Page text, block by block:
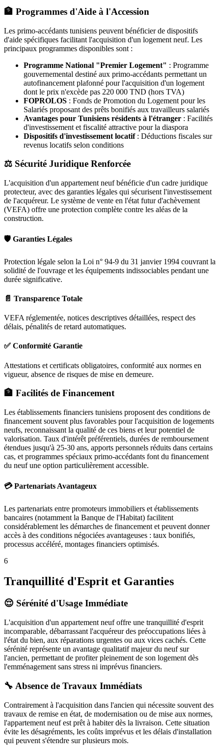
🏦 Programmes d'Aide à l'Accession
Les primo-accédants tunisiens peuvent bénéficier de dispositifs
d'aide spécifiques facilitant l'acquisition d'un logement neuf. Les
principaux programmes disponibles sont :
Programme National "Premier Logement" : Programme
gouvernemental destiné aux primo-accédants permettant un
autofinancement plafonné pour l'acquisition d'un logement
dont le prix n'excède pas 220 000 TND (hors TVA)
FOPROLOS : Fonds de Promotion du Logement pour les
Salariés proposant des prêts bonifiés aux travailleurs salariés
Avantages pour Tunisiens résidents à l'étranger : Facilités
d'investissement et fiscalité attractive pour la diaspora
Dispositifs d'investissement locatif: Déductions fiscales sur
revenus locatifs selon conditions
⚖️ Sécurité Juridique Renforcée
L'acquisition d'un appartement neuf bénéficie d'un cadre juridique
protecteur, avec des garanties légales qui sécurisent l'investissement
de l'acquéreur. Le système de vente en l'état futur d'achèvement
(VEFA) offre une protection complète contre les aléas de la
construction.
🛡️ Garanties Légales
Protection légale selon la Loi n° 94-9 du 31 janvier 1994 couvrant la
solidité de l'ouvrage et les équipements indissociables pendant une
durée significative.
📄 Transparence Totale
VEFA réglementée, notices descriptives détaillées, respect des
délais, pénalités de retard automatiques.
✅ Conformité Garantie
Attestations et certificats obligatoires, conformité aux normes en
vigueur, absence de risques de mise en demeure.
🏦 Facilités de Financement
Les établissements financiers tunisiens proposent des conditions de
financement souvent plus favorables pour l'acquisition de logements
neufs, reconnaissant la qualité de ces biens et leur potentiel de
valorisation. Taux d'intérêt préférentiels, durées de remboursement
étendues jusqu'à 25-30 ans, apports personnels réduits dans certains
cas, et programmes spéciaux primo-accédants font du financement
du neuf une option particulièrement accessible.
💳 Partenariats Avantageux
Les partenariats entre promoteurs immobiliers et établissements
bancaires (notamment la Banque de l'Habitat) facilitent
considérablement les démarches de financement et peuvent donner
accès à des conditions négociées avantageuses : taux bonifiés,
processus accéléré, montages financiers optimisés.
6
Tranquillité d'Esprit et Garanties
😌 Sérénité d'Usage Immédiate
L'acquisition d'un appartement neuf offre une tranquillité d'esprit
incomparable, débarrassant l'acquéreur des préoccupations liées à
l'état du bien, aux réparations urgentes ou aux vices cachés. Cette
sérénité représente un avantage qualitatif majeur du neuf sur
l'ancien, permettant de profiter pleinement de son logement dès
l'emménagement sans stress ni imprévus financiers.
🔧 Absence de Travaux Immédiats
Contrairement à l'acquisition dans l'ancien qui nécessite souvent des
travaux de remise en état, de modernisation ou de mise aux normes,
l'appartement neuf est prêt à habiter dès la livraison. Cette situation
évite les désagréments, les coûts imprévus et les délais d'installation
qui peuvent s'étendre sur plusieurs mois.